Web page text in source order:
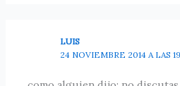
LUIS
24 NOVIEMBRE 2014 A LAS